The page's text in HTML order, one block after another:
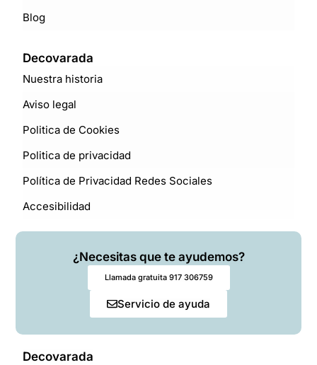
Blog
Decovarada
Nuestra historia
Aviso legal
Politica de Cookies
Politica de privacidad
Política de Privacidad Redes Sociales
Accesibilidad
¿Necesitas que te ayudemos?
Llamada gratuita 917 306759
Servicio de ayuda
Decovarada